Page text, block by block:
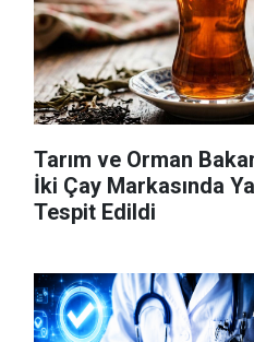
Tarım ve Orman
İki Çay Markasında
Tespit Edildi